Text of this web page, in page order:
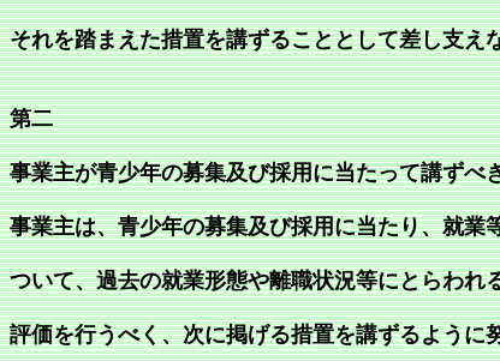
それを踏まえた措置を講ずることとして差し支え
第二
事業主が青少年の募集及び採用に当たって講ずべ
事業主は、青少年の募集及び採用に当たり、就業
ついて、過去の就業形態や離職状況等にとらわれ
評価を行うべく、次に掲げる措置を講ずるように